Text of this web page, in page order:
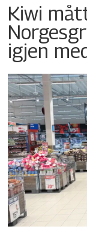
Kiwi
igjen